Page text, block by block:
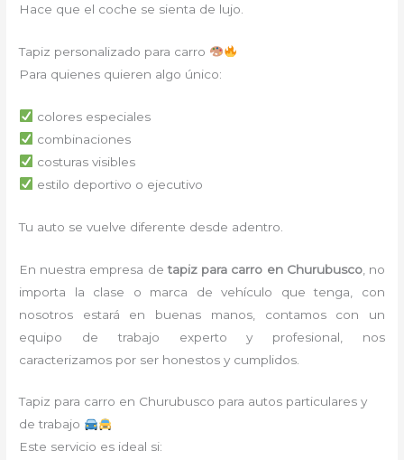
Hace que el coche se sienta de lujo.
Tapiz personalizado para carro
Para quienes quieren algo único:
colores especiales
combinaciones
costuras visibles
estilo deportivo o ejecutivo
Tu auto se vuelve diferente desde adentro.
En nuestra empresa detapiz para carro en Churubusco, no
importa la clase o marca de vehículo que tenga, con
nosotros estará en buenas manos, contamos con un
equipo de trabajo experto y profesional, nos
caracterizamos por ser honestos y cumplidos.
Tapiz para carro en Churubusco para autos particulares y
de trabajo
Este servicio es ideal si: